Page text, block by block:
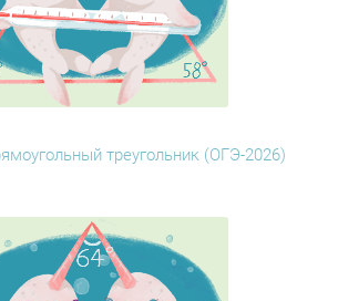
треугольник (ОГЭ-2026)